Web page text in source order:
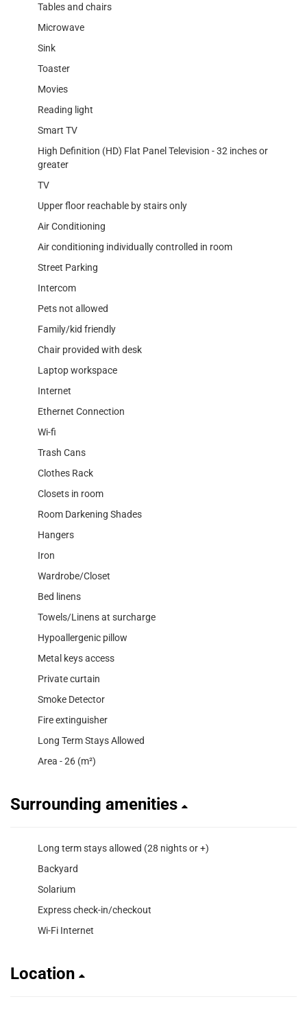
Tables and chairs
Microwave
Sink
Toaster
Movies
Reading light
Smart TV
High Definition (HD) Flat Panel Television - 32 inches or
greater
TV
Upper floor reachable by stairs only
Air Conditioning
Air conditioning individually controlled in room
Street Parking
Intercom
Pets not allowed
Family/kid friendly
Chair provided with desk
Laptop workspace
Internet
Ethernet Connection
Wi-fi
Trash Cans
Clothes Rack
Closets in room
Room Darkening Shades
Hangers
Iron
Wardrobe/Closet
Bed linens
Towels/Linens at surcharge
Hypoallergenic pillow
Metal keys access
Private curtain
Smoke Detector
Fire extinguisher
Long Term Stays Allowed
Area - 26 (m²)
Surrounding amenities
Long term stays allowed (28 nights or +)
Backyard
Solarium
Express check-in/checkout
Wi-Fi Internet
Location